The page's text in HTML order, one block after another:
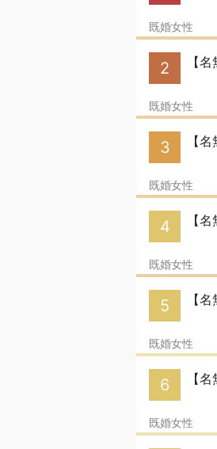
既婚女性
2 【
既婚女性
3 【
既婚女性
4 【
既婚女性
5 【
既婚女性
6 【
既婚女性